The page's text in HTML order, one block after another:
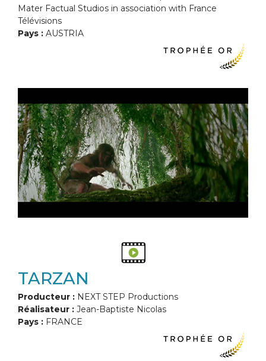
Mater Factual Studios in association with France
Télévisions
Pays : AUSTRIA
TARZAN
Producteur : NEXT STEP Productions
Réalisateur : Jean-Baptiste Nicolas
Pays : FRANCE